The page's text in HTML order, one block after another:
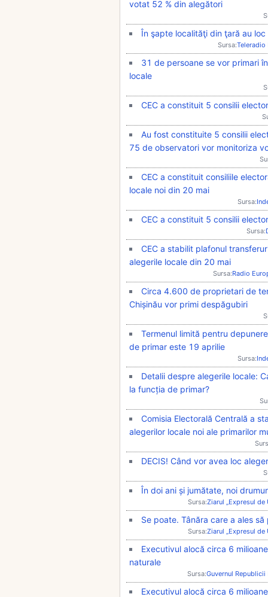
votat 52 % din alegători
În şapte localităţi din ţară au loc
Sursa:
31 de persoane se vor primari
locale
CEC a constituit 5 consilii
Au fost constituite 5 consilii
75 de observatori vor monitoriza
CEC a constituit consiliile
locale noi din 20 mai
Sursa:
CEC a constituit 5 consilii
Sursa:
CEC a stabilit plafonul
alegerile locale din 20 mai
Sursa:Radio
Circa 4.600 de proprietari de
Chișinău vor primi despăgubiri
Termenul limită pentru
de primar este 19 aprilie
Sursa:
Detalii despre alegerile locale:
la funcția de primar?
Comisia Electorală Centrală a
alegerilor locale noi ale primarilor
DECIS! Când vor avea loc
În doi ani și jumătate, noi
Sursa:Ziarul „Expresul de
Se poate. Tânăra care a ales
Sursa:Ziarul „Expresul de
Executivul alocă circa 6
naturale
Sursa:Guvernul
Executivul alocă circa 6